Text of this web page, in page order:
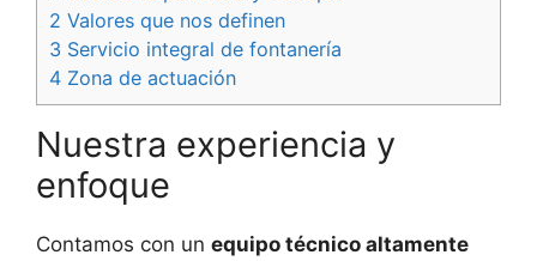
2 Valores que nos definen
3 Servicio integral de fontanería
4 Zona de actuación
Nuestra experiencia y
enfoque
Contamos con un equipo técnico altamente